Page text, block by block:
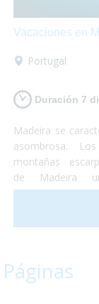
Vacaciones en
Portugal
Duración 7
Madeira se
asombrosa.
montañas
de Madeira
vacaciones,
personas con
2017 la ciudad
Páginas